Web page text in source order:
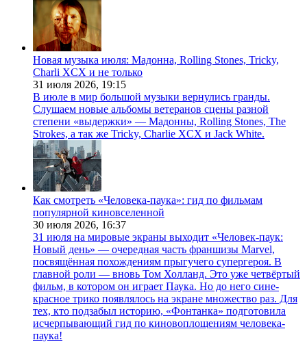
Новая музыка июля: Мадонна, Rolling Stones, Tricky,
Charli XCX и не только
31 июля 2026, 19:15
В июле в мир большой музыки вернулись гранды.
Слушаем новые альбомы ветеранов сцены разной
степени «выдержки» — Мадонны, Rolling Stones, The
Strokes, а так же Tricky, Charlie XCX и Jack White.
Как смотреть «Человека-паука»: гид по фильмам
популярной киновселенной
30 июля 2026, 16:37
31 июля на мировые экраны выходит «Человек-паук:
Новый день» — очередная часть франшизы Marvel,
посвящённая похождениям прыгучего супергероя. В
главной роли — вновь Том Холланд. Это уже четвёртый
фильм, в котором он играет Паука. Но до него сине-
красное трико появлялось на экране множество раз. Для
тех, кто подзабыл историю, «Фонтанка» подготовила
исчерпывающий гид по киновоплощениям человека-
паука!